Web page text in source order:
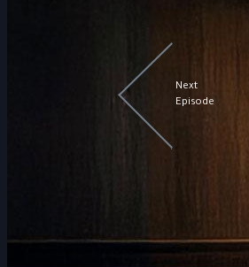
Next
Episode